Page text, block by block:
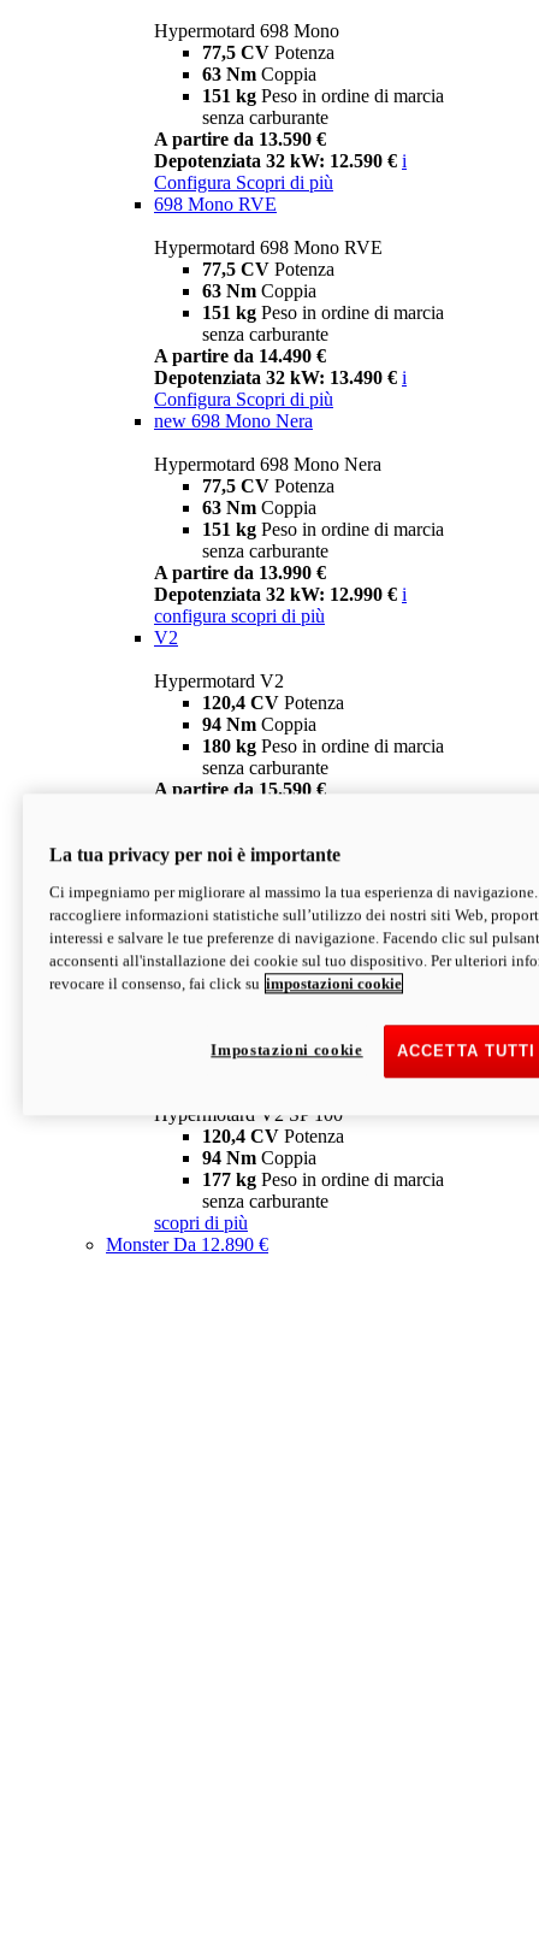
Hypermotard 698 Mono
77,5 CV Potenza
63 Nm Coppia
151 kg Peso in ordine di marcia
senza carburante
A partire da 13.590 €
Depotenziata 32 kW: 12.590 € i
Configura Scopri di più
698 Mono RVE
Hypermotard 698 Mono RVE
77,5 CV Potenza
63 Nm Coppia
151 kg Peso in ordine di marcia
senza carburante
A partire da 14.490 €
Depotenziata 32 kW: 13.490 € i
Configura Scopri di più
new 698 Mono Nera
Hypermotard 698 Mono Nera
77,5 CV Potenza
63 Nm Coppia
151 kg Peso in ordine di marcia
senza carburante
A partire da 13.990 €
Depotenziata 32 kW: 12.990 € i
configura scopri di più
V2
Hypermotard V2
120,4 CV Potenza
94 Nm Coppia
180 kg Peso in ordine di marcia
senza carburante
A partire da 15.590 €
V2 SP
Hypermotard V2 SP
120,4 CVPotenza
94 NmCoppia
177 kgPeso in ordine di marcia
senza carburante
Depotenziata 35 kW: 18.890 € i
configura scopri di più
Hypermotard V2 SP 100
120,4 CV Potenza
94 Nm Coppia
177 kg Peso in ordine di marcia
senza carburante
scopri di più
MonsterDa 12.890 €
La tua privacy per noi è importante
Ci impegniamo per migliorare al massimo la tua esperienza di
raccogliere informazioni statistiche sull’utilizzo dei nostri siti Web,
interessi e salvare le tue preferenze di navigazione. Facendo clic sul
acconsenti all'installazione dei cookie sul tuo dispositivo. Per ulteriori
revocare il consenso, fai click su impostazioni cookie
ACCETTA
Impostazioni cookie